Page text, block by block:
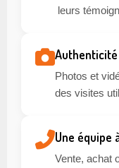
leurs
Photos et
des visites
Une équipe
Vente, achat